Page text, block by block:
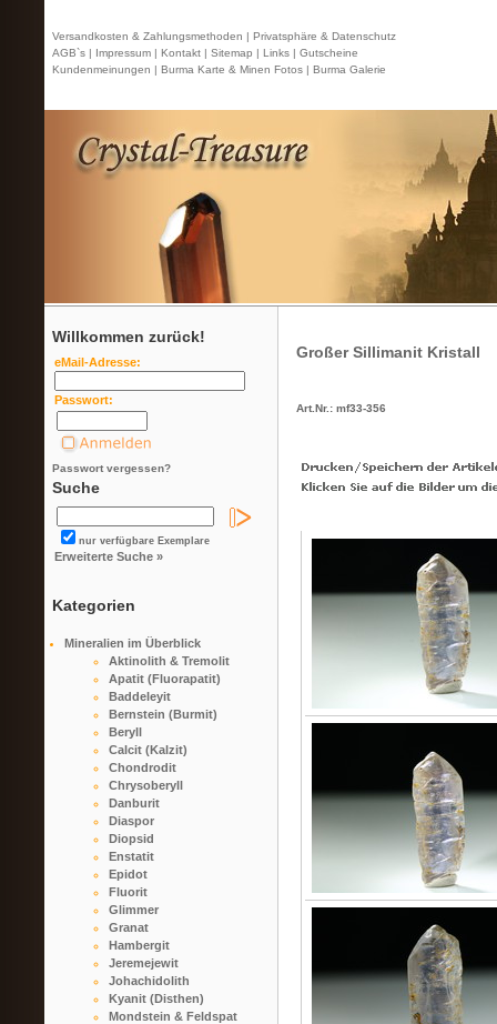
Versandkosten & Zahlungsmethoden | Privatsphäre & Datenschutz
AGB`s | Impressum | Kontakt | Sitemap | Links | Gutscheine
Kundenmeinungen | Burma Karte & Minen Fotos | Burma Galerie
Willkommen zurück!
eMail-Adresse:
Passwort:
Passwort vergessen?
Suche
nur verfügbare Exemplare
Erweiterte Suche »
Kategorien
Mineralien im Überblick
Aktinolith & Tremolit
Apatit (Fluorapatit)
Baddeleyit
Bernstein (Burmit)
Beryll
Calcit (Kalzit)
Chondrodit
Chrysoberyll
Danburit
Diaspor
Diopsid
Enstatit
Epidot
Fluorit
Glimmer
Granat
Hambergit
Jeremejewit
Johachidolith
Kyanit (Disthen)
Mondstein & Feldspat
Großer Sillimanit Kristall
Art.Nr.: mf33-356